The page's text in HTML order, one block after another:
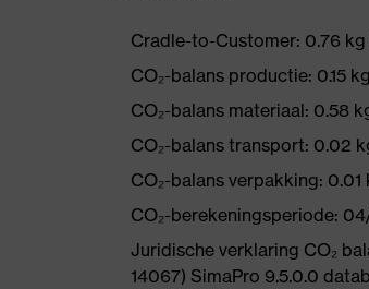
Cradle-to-Customer: 0.76 kg
CO₂-balans productie: 0.15
CO₂-balans materiaal: 0.58
CO₂-balans transport: 0.02
CO₂-balans verpakking: 0.01
CO₂-berekeningsperiode:
Juridische verklaring CO₂
14067) SimaPro 9.5.0.0